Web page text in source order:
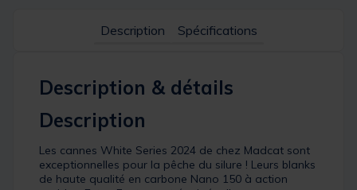
Description Spécifications
Description & détails
Description
Les cannes White Series 2024 de chez Madcat sont
exceptionnelles pour la pêche du silure ! Leurs blanks
de haute qualité en carbone Nano 150 à action